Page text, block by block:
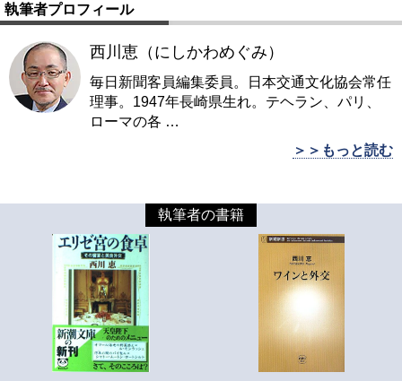
執筆者プロフィール
西川恵（にしかわめぐみ）
毎日新聞客員編集委員。日本交通文化協会常任
理事。1947年長崎県生れ。テヘラン、パリ、
ローマの各 …
＞＞もっと読む
執筆者の書籍